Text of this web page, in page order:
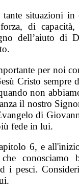
situazioni
di
dell’aiuto di
per noi
Cristo sempre
non
il nostro
di
fede in lui.
6, e
che
i pesci.